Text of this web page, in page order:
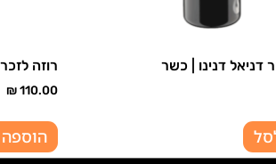
דניאל דנינו | כשר רוזה
₪110.00